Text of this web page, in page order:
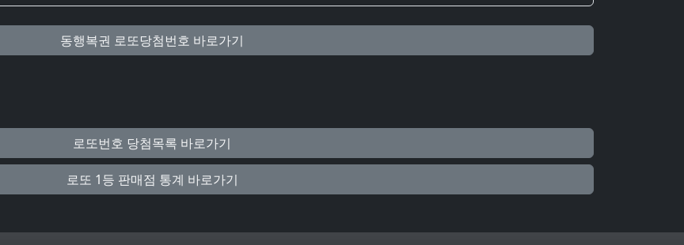
동행복권 로또당첨번호 바로가기
로또번호 당첨목록 바로가기
로또 1등 판매점 통계 바로가기